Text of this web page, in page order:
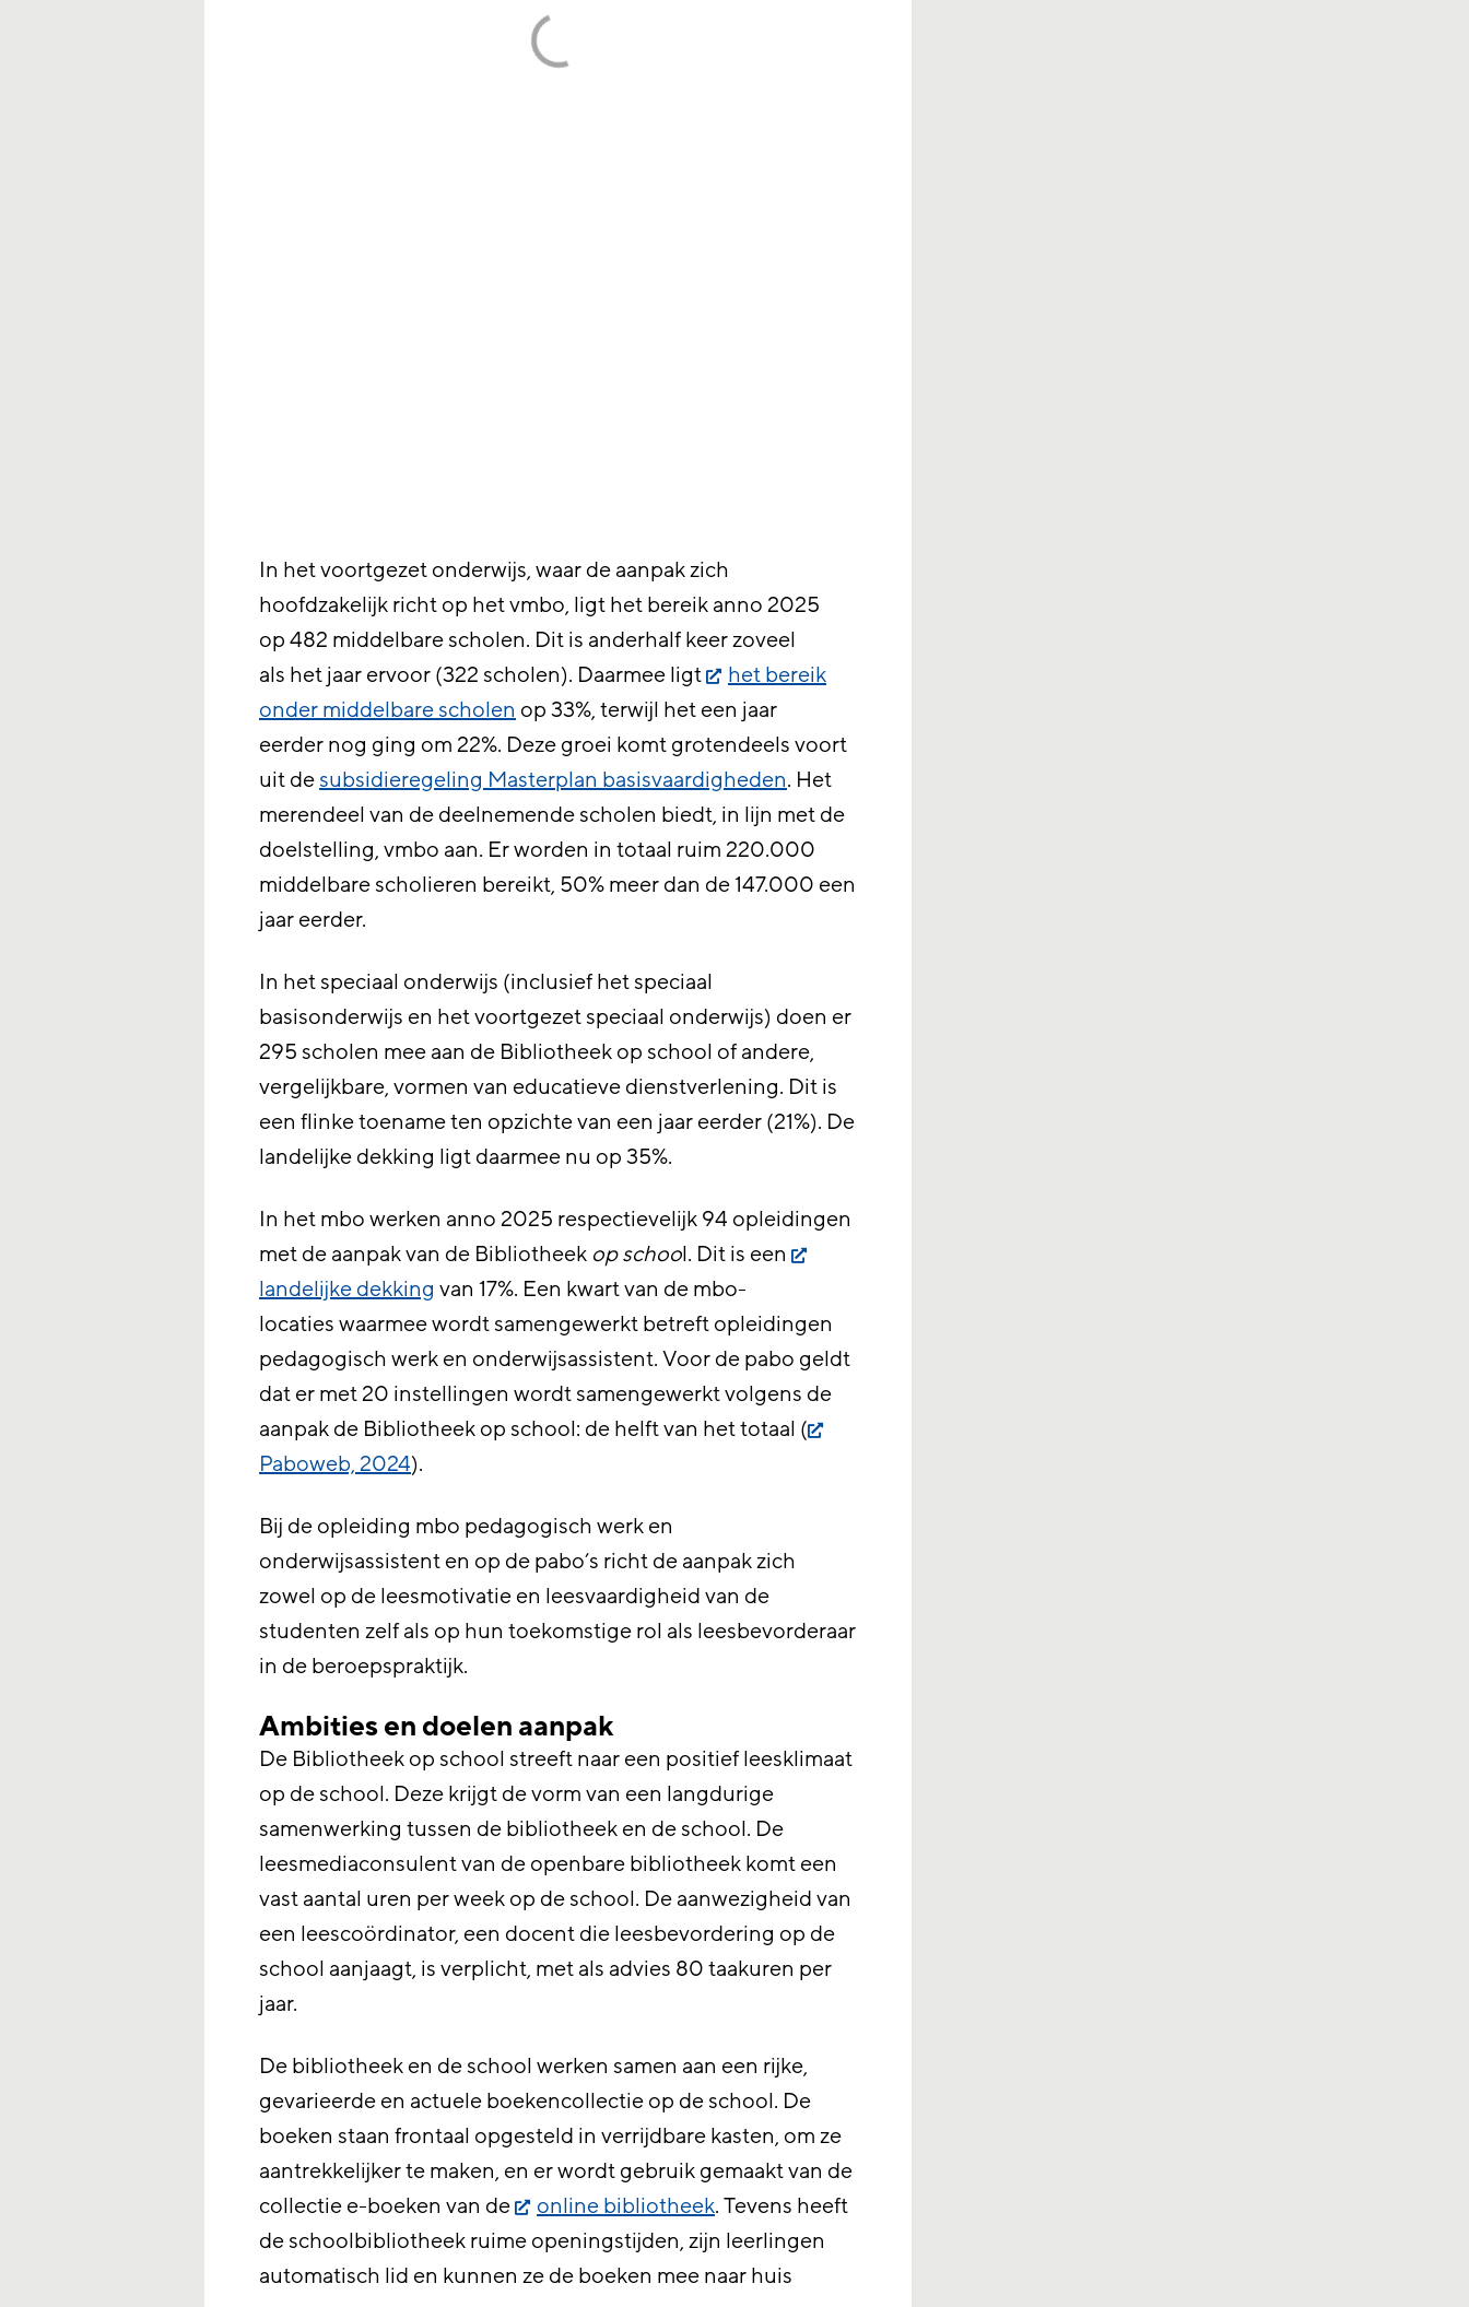
In het voortgezet onderwijs, waar de aanpak zich
hoofdzakelijk richt op het vmbo, ligt het bereik anno 2025
op 482 middelbare scholen. Dit is anderhalf keer zoveel
als het jaar ervoor (322 scholen). Daarmee ligt
het bereik
onder middelbare scholen op 33%, terwijl het een jaar
eerder nog ging om 22%. Deze groei komt grotendeels voort
uit desubsidieregeling Masterplan basisvaardigheden. Het
merendeel van de deelnemende scholen biedt, in lijn met de
doelstelling, vmbo aan. Er worden in totaal ruim 220.000
middelbare scholieren bereikt, 50% meer dan de 147.000 een
jaar eerder.
In het speciaal onderwijs (inclusief het speciaal
basisonderwijs en het voortgezet speciaal onderwijs) doen er
295 scholen mee aan de Bibliotheek op school of andere,
vergelijkbare, vormen van educatieve dienstverlening. Dit is
een flinke toename ten opzichte van een jaar eerder (21%). De
landelijke dekking ligt daarmee nu op 35%.
In het mbo werken anno 2025 respectievelijk 94 opleidingen
met de aanpak van de Bibliotheek op school. Dit is een
landelijke dekking van 17%. Een kwart van de mbo-
locaties waarmee wordt samengewerkt betreft opleidingen
pedagogisch werk en onderwijsassistent. Voor de pabo geldt
dat er met 20 instellingen wordt samengewerkt volgens de
aanpak de Bibliotheek op school: de helft van het totaal (
Paboweb, 2024).
Bij de opleiding mbo pedagogisch werk en
onderwijsassistent en op de pabo’s richt de aanpak zich
zowel op de leesmotivatie en leesvaardigheid van de
studenten zelf als op hun toekomstige rol als leesbevorderaar
in de beroepspraktijk.
Ambities en doelen aanpak
De Bibliotheek op school streeft naar een positief leesklimaat
op de school. Deze krijgt de vorm van een langdurige
samenwerking tussen de bibliotheek en de school. De
leesmediaconsulent van de openbare bibliotheek komt een
vast aantal uren per week op de school. De aanwezigheid van
een leescoördinator, een docent die leesbevordering op de
school aanjaagt, is verplicht, met als advies 80 taakuren per
jaar.
De bibliotheek en de school werken samen aan een rijke,
gevarieerde en actuele boekencollectie op de school. De
boeken staan frontaal opgesteld in verrijdbare kasten, om ze
aantrekkelijker te maken, en er wordt gebruik gemaakt van de
collectie e-boeken van de
online bibliotheek. Tevens heeft
de schoolbibliotheek ruime openingstijden, zijn leerlingen
automatisch lid en kunnen ze de boeken mee naar huis